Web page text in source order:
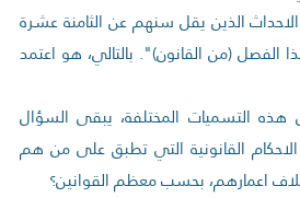
الذين يقل سنهم عن الثامنة عشرة
الفصل (من القانون)". بالتالي، هو اعتمد
هذه التسميات المختلفة، يبقى السؤال
القانونية التي تطبق على من هم